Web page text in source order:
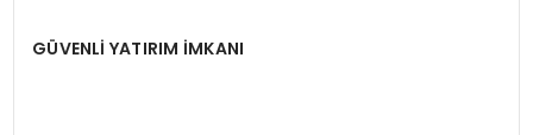
GÜVENLİ YATIRIM İMKANI